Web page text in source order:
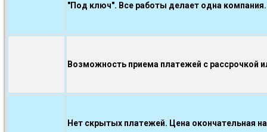
"Под ключ". Все работы делает одна компания.
Возможность приема платежей с рассрочкой
Нет скрытых платежей. Цена окончательная